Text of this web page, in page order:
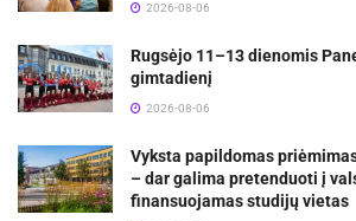
2026-08-06
Rugsėjo 11–13 dienomis
gimtadienį
2026-08-06
Vyksta papildomas
– dar galima pretenduoti į
finansuojamas studijų vietas